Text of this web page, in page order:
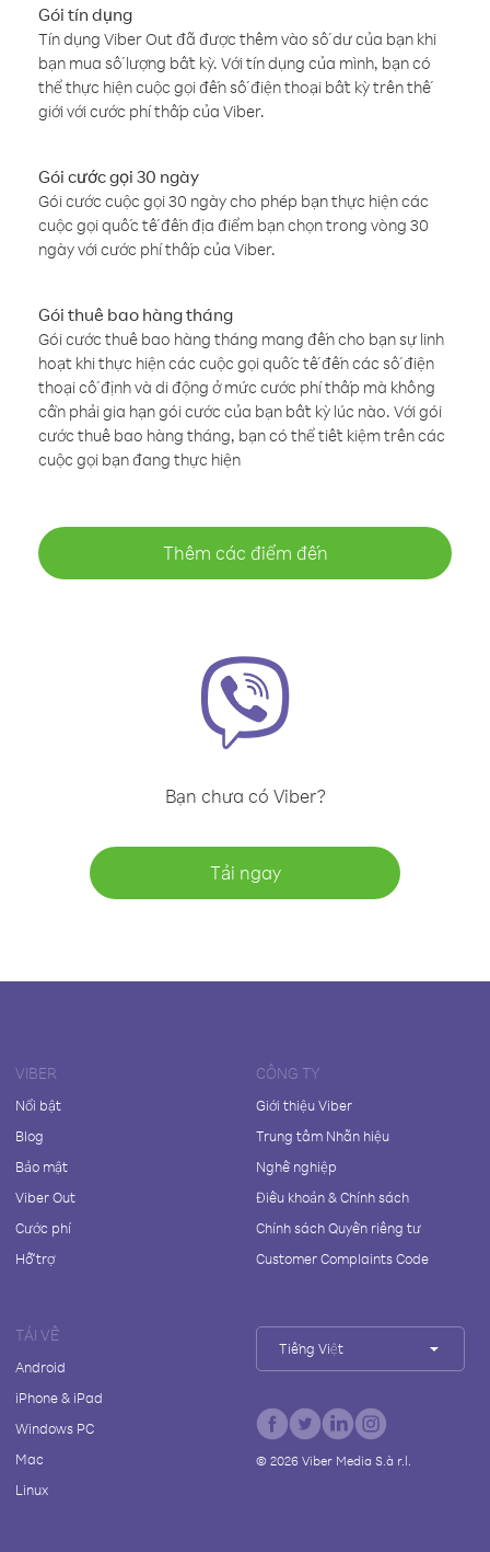
Gói tín dụng
Tín dụng Viber Out đã được thêm vào số dư của bạn khi
bạn mua số lượng bất kỳ. Với tín dụng của mình, bạn có
thể thực hiện cuộc gọi đến số điện thoại bất kỳ trên thế
giới với cước phí thấp của Viber.
Gói cước gọi 30 ngày
Gói cước cuộc gọi 30 ngày cho phép bạn thực hiện các
cuộc gọi quốc tế đến địa điểm bạn chọn trong vòng 30
ngày với cước phí thấp của Viber.
Gói thuê bao hàng tháng
Gói cước thuê bao hàng tháng mang đến cho bạn sự linh
hoạt khi thực hiện các cuộc gọi quốc tế đến các số điện
thoại cố định và di động ở mức cước phí thấp mà không
cần phải gia hạn gói cước của bạn bất kỳ lúc nào. Với gói
cước thuê bao hàng tháng, bạn có thể tiết kiệm trên các
cuộc gọi bạn đang thực hiện
Thêm các điểm đến
Bạn chưa có Viber?
Tải ngay
VIBER
Nổi bật
Blog
Bảo mật
Viber Out
Cước phí
Hỗ trợ
CÔNG TY
Giới thiệu Viber
Trung tâm Nhãn hiệu
Nghề nghiệp
Điều khoản & Chính sách
Chính sách Quyền riêng tư
Customer Complaints Code
TẢI VỀ
Android
iPhone & iPad
Windows PC
Mac
Linux
Tiếng Việt
© 2026Viber Media S.à r.l.